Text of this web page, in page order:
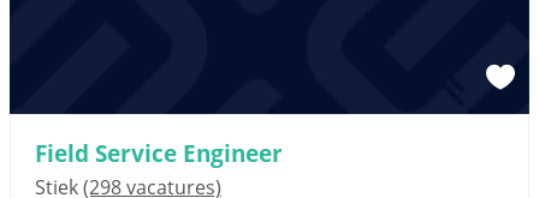
Field Service Engineer
Stiek(298 vacatures)